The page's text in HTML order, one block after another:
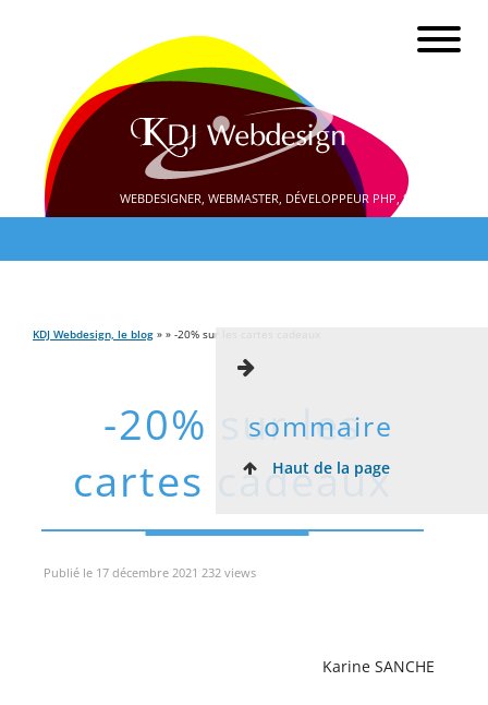
WEBDESIGNER, WEBMASTER, DÉVELOPPEUR PHP, SEO
KDJ Webdesign, le blog » » -20% sur les cartes cadeaux
-20% sur les
cartes cadeaux
sommaire
Haut de la page
Publié le 17 décembre 2021 232 views
Karine SANCHE